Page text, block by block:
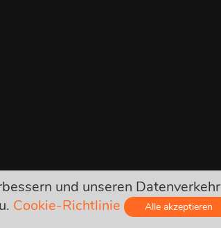
Keine anderen versteckten Kosten!
und unseren
Cookie-Richtlinie Alle akzeptieren